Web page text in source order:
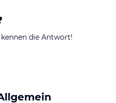
die Antwort!